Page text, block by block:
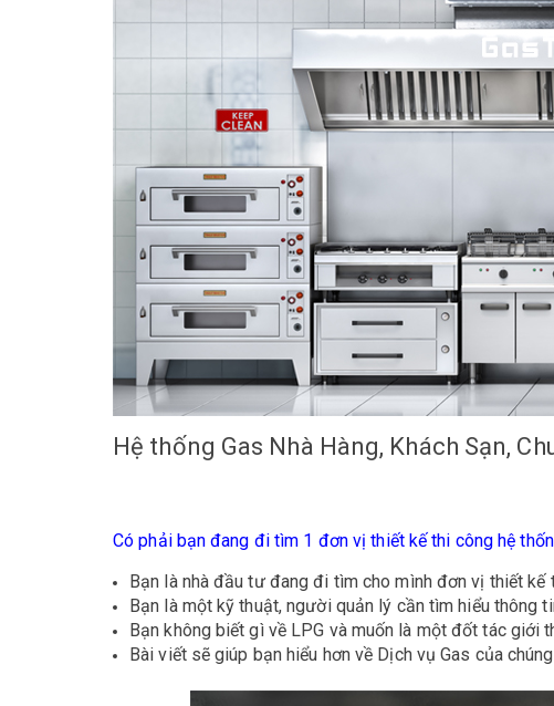
Hệ thống Gas Nhà Hàng, Khách Sạn,
Có phải bạn đang đi tìm 1 đơn vị thiết kế thi công hệ
Bạn là nhà đầu tư đang đi tìm cho mình đơn vị thiết kế
Bạn là một kỹ thuật, người quản lý cần tìm hiểu thông
Bạn không biết gì về LPG và muốn là một đốt tác giới
Bài viết sẽ giúp bạn hiểu hơn về Dịch vụ Gas của